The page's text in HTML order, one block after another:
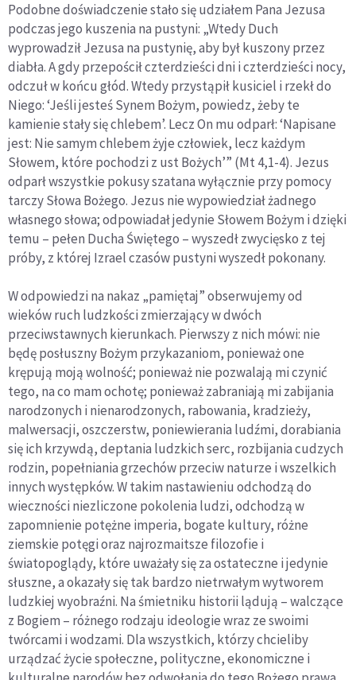
Podobne doświadczenie stało się udziałem Pana Jezusa
podczas jego kuszenia na pustyni: „Wtedy Duch
wyprowadził Jezusa na pustynię, aby był kuszony przez
diabła. A gdy przepościł czterdzieści dni i czterdzieści nocy,
odczuł w końcu głód. Wtedy przystąpił kusiciel i rzekł do
Niego: ‘Jeśli jesteś Synem Bożym, powiedz, żeby te
kamienie stały się chlebem’. Lecz On mu odparł: ‘Napisane
jest: Nie samym chlebem żyje człowiek, lecz każdym
Słowem, które pochodzi z ust Bożych’” (Mt 4,1-4). Jezus
odparł wszystkie pokusy szatana wyłącznie przy pomocy
tarczy Słowa Bożego. Jezus nie wypowiedział żadnego
własnego słowa; odpowiadał jedynie Słowem Bożym i dzięki
temu – pełen Ducha Świętego – wyszedł zwycięsko z tej
próby, z której Izrael czasów pustyni wyszedł pokonany.
W odpowiedzi na nakaz „pamiętaj” obserwujemy od
wieków ruch ludzkości zmierzający w dwóch
przeciwstawnych kierunkach. Pierwszy z nich mówi: nie
będę posłuszny Bożym przykazaniom, ponieważ one
krępują moją wolność; ponieważ nie pozwalają mi czynić
tego, na co mam ochotę; ponieważ zabraniają mi zabijania
narodzonych i nienarodzonych, rabowania, kradzieży,
malwersacji, oszczerstw, poniewierania ludźmi, dorabiania
się ich krzywdą, deptania ludzkich serc, rozbijania cudzych
rodzin, popełniania grzechów przeciw naturze i wszelkich
innych występków. W takim nastawieniu odchodzą do
wieczności niezliczone pokolenia ludzi, odchodzą w
zapomnienie potężne imperia, bogate kultury, różne
ziemskie potęgi oraz najrozmaitsze filozofie i
światopoglądy, które uważały się za ostateczne i jedynie
słuszne, a okazały się tak bardzo nietrwałym wytworem
ludzkiej wyobraźni. Na śmietniku historii lądują – walczące
z Bogiem – różnego rodzaju ideologie wraz ze swoimi
twórcami i wodzami. Dla wszystkich, którzy chcieliby
urządzać życie społeczne, polityczne, ekonomiczne i